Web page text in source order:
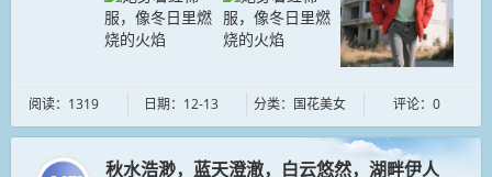
望，于废墟里邂逅别...
阅读：1319 日期：12-13 分类：国花美女 评论：0
秋水浩渺，蓝天澄澈，白云悠然，湖畔伊人